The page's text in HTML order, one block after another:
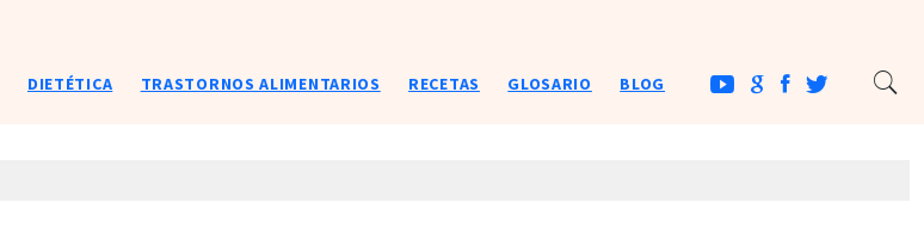
DIETÉTICA TRASTORNOS ALIMENTARIOS RECETAS GLOSARIO BLOG